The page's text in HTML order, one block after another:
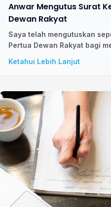
Anwar Mengutus Surat
Dewan Rakyat
Saya telah mengutuskan
Pertua Dewan Rakyat bagi
Ketahui Lebih Lanjut